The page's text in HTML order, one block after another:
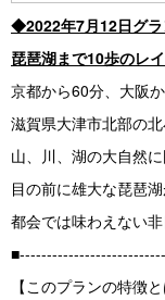
e
vi
o
u
s
◆2022年7月12日グラ
琵琶湖まで10歩のレ
京都から60分、大阪
滋賀県大津市北部の
山、川、湖の大自然
目の前に雄大な琵琶
都会では味わえない
【このプランの特徴と